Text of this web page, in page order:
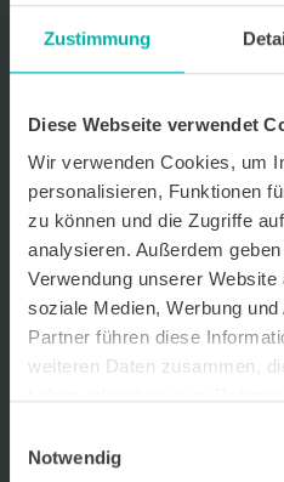
Zustimmung
Diese Webseite verwendet
Wir verwenden Cookies, um
personalisieren, Funktionen
zu können und die Zugriffe
analysieren. Außerdem
Verwendung unserer
soziale Medien, Werbung
Partner führen diese
weiteren Daten zusammen,
Notwendig
Ich stimme zu, dass ich
WirtschaftsKRAFT der INFO -
erhalte. Um die Inhalte des
persönlichen Interessen
Newsletters zu erfassen und
Dienstleistungen lokal
Einwilligung jederzeit kostenfrei
pforzheim.de widerrufen. Meine
zur Zustellung des Newsletters
zum Umgang mit Ihren Daten
Newsletter-Software
Datenschutzerklärung.